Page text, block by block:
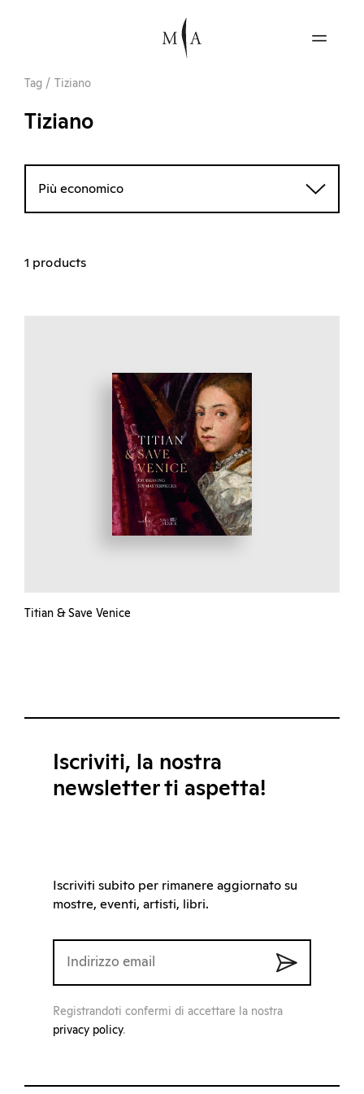
Tag / Tiziano
Tiziano
Più economico
1 products
Titian & Save Venice
Iscriviti, la nostra
newsletter ti aspetta!
Iscriviti subito per rimanere aggiornato su
mostre, eventi, artisti, libri.
Registrandoti confermi di accettare la nostra
privacy policy.